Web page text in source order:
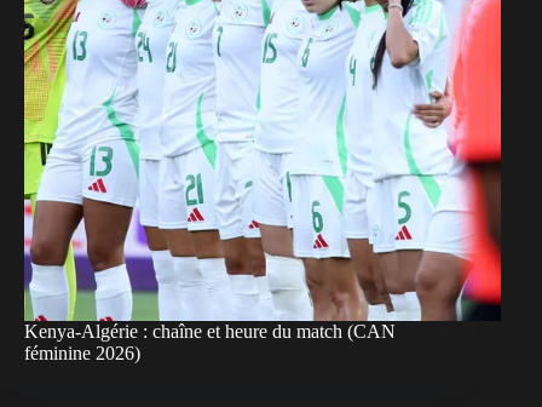
Kenya-Algérie : chaîne et heure du match (CAN
féminine 2026)